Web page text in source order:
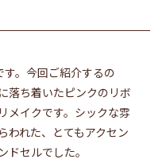
。今回ご紹介するの
落ち着いたピンクのリボ
メイクです。シックな雰
われた、とてもアクセン
ドセルでした。